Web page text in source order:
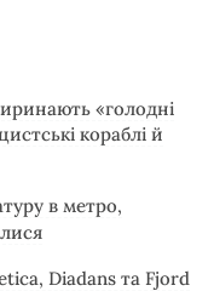
«голодні
кораблі й
в метро,
Diadans та Fjord